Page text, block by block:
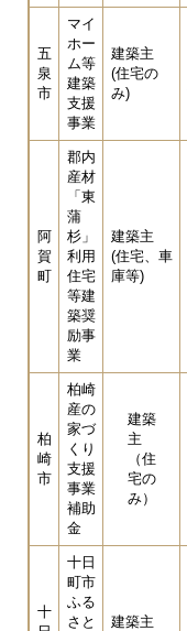
五
泉
市
マイ
ホー
ム等
建築
支援
事業
建築主
(住宅の
み)
阿
賀
町
郡内
産材
「東
蒲
杉」
利用
住宅
等建
築奨
励事
業
建築主
(住宅、車
庫等)
柏
崎
市
柏崎
産の
家づ
くり
支援
事業
補助
金
建築
主
（住
宅の
み）
十
十日
町市
ふる
さと
建築主